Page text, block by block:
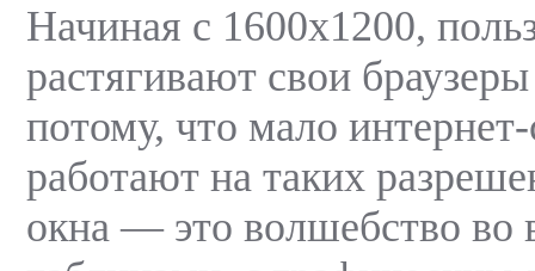
Начиная с 1600х1200,
растягивают свои
потому, что мало
работают на таких
окна — это волшебство во